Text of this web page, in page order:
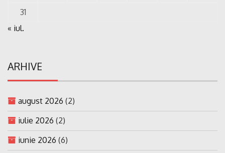
31
« iul.
ARHIVE
august 2026 (2)
iulie 2026 (2)
iunie 2026 (6)